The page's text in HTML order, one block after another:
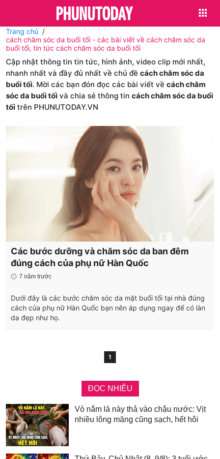
Trang chủ
cách chăm sóc da buổi tối - các bài viết về cách chăm sóc da
buổi tối, tin tức cách chăm sóc da buổi tối
Cập nhật thông tin tin tức, hình ảnh, video clip mới nhất,
nhanh nhất và đầy đủ nhất về chủ đề cách chăm sóc da
buổi tối. Mời các bạn đón đọc các bài viết về cách chăm
sóc da buổi tối và chia sẻ thông tin cách chăm sóc da buổi
tối trên PHUNUTODAY.VN
Các bước dưỡng và chăm sóc da ban đêm
đúng cách của phụ nữ Hàn Quốc
7 năm trước
Dưới đây là các bước chăm sóc da mặt buổi tối tại nhà đúng
cách của phụ nữ Hàn Quốc bạn nên áp dụng ngay để có làn
da đẹp như họ.
1
ĐỌC NHIỀU
Vò nắm lá này thả vào chậu nước: Vịt
nhiều lông măng cũng sạch, hết hôi